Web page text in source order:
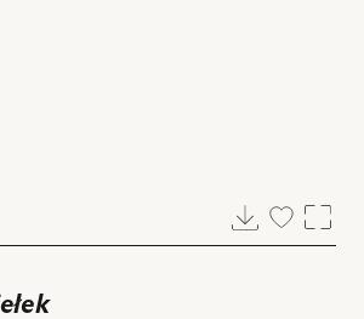
Pobierz
Dodaj